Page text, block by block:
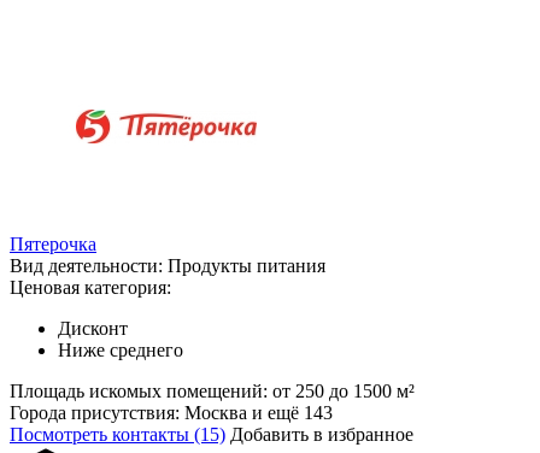
Пятерочка
Вид деятельности: Продукты питания
Ценовая категория:
Дисконт
Ниже среднего
Площадь искомых помещений: от 250 до 1500 м²
Города присутствия: Москва и ещё 143
Посмотреть контакты (15) Добавить в избранное